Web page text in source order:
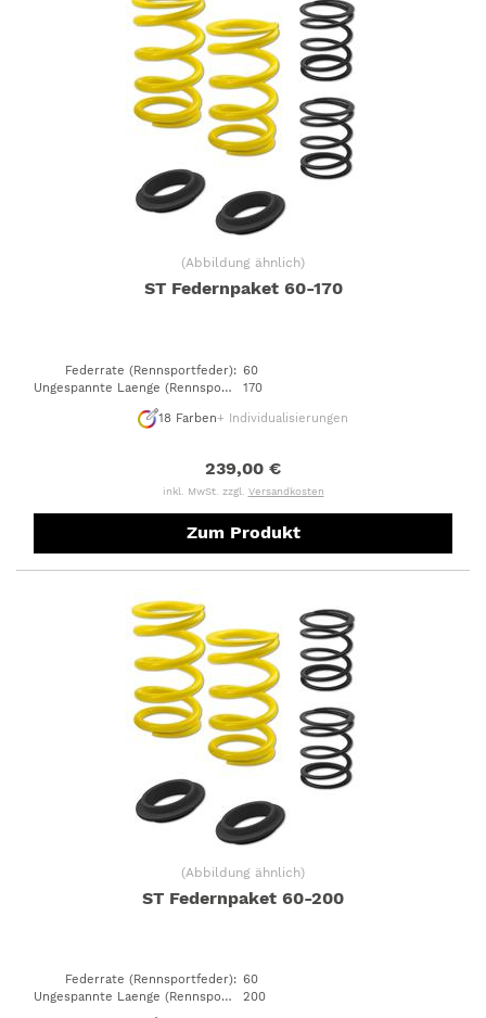
(Abbildung ähnlich)
ST Federnpaket 60-170
Federrate (Rennsportfeder): 60
Ungespannte Laenge (Rennsportfeder)
170
18 Farben+ Individualisierungen
239,00 €
inkl. MwSt. zzgl. Versandkosten
Zum Produkt
(Abbildung ähnlich)
ST Federnpaket 60-200
Federrate (Rennsportfeder): 60
Ungespannte Laenge (Rennsportfeder)
200